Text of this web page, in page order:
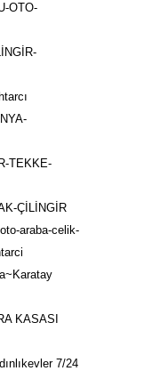
OTO-
TEKKE-
ÇİLİNGİR
araba-celik-
KASASI
7/24